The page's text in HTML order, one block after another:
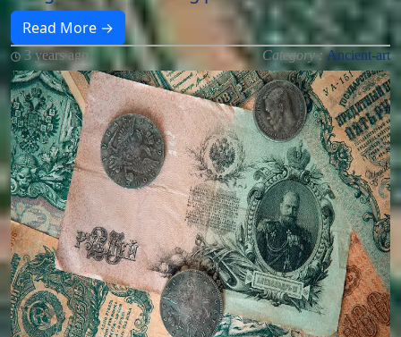
Read More →
3 years ago Category :Ancient-art